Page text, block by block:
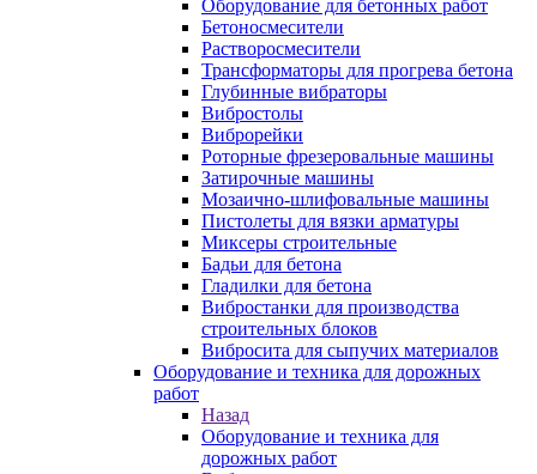
Оборудование для бетонных работ
Бетоносмесители
Растворосмесители
Трансформаторы для прогрева бетона
Глубинные вибраторы
Вибростолы
Виброрейки
Роторные фрезеровальные машины
Затирочные машины
Мозаично-шлифовальные машины
Пистолеты для вязки арматуры
Миксеры строительные
Бадьи для бетона
Гладилки для бетона
Вибростанки для производства
строительных блоков
Вибросита для сыпучих материалов
Оборудование и техника для дорожных
работ
Назад
Оборудование и техника для
дорожных работ